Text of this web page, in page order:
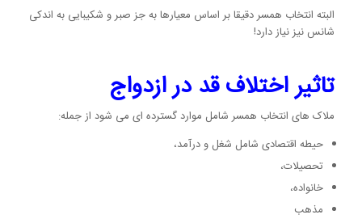
البته انتخاب همسر دقیقا بر اساس معیارها به جز صبر و شکیبایی به اندکی
شانس نیز نیاز دارد!
تاثیر اختلاف قد در ازدواج
ملاک های انتخاب همسر شامل موارد گسترده ای می شود از جمله:
حیطه اقتصادی شامل شغل و درآمد،
تحصیلات،
خانواده،
مذهب